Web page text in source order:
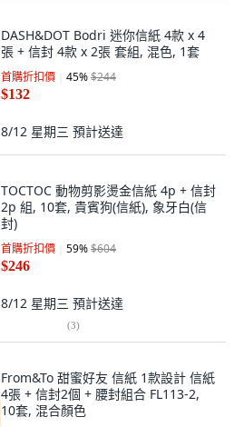
DASH&DOT Bodri 迷你信紙 4款 x 4
張 + 信封 4款 x 2張 套組, 混色, 1套
首購折扣價 45%$244
$132
8/12 星期三 預計送達
TOCTOC 動物剪影燙金信紙 4p + 信封
2p 組, 10套, 貴賓狗(信紙), 象牙白(信
封)
首購折扣價 59%$604
$246
8/12 星期三 預計送達
(3)
From&To 甜蜜好友 信紙 1款設計 信紙
4張 + 信封2個 + 腰封組合 FL113-2,
10套, 混合顏色